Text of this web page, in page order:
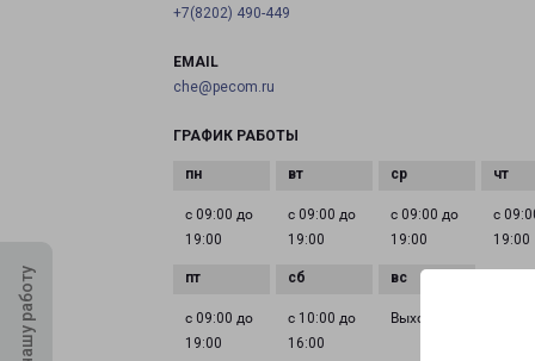
+7(8202) 490-449
EMAIL
che@pecom.ru
ГРАФИК РАБОТЫ
с 09:00 до
19:00
с 09:00 до
19:00
с 09:00 до
19:00
с
19:00
с 09:00 до
19:00
с 10:00 до
16:00
Выходной